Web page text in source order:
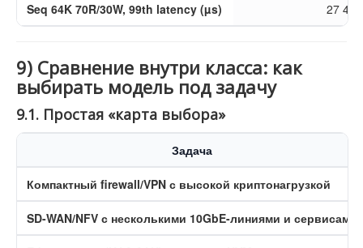
Seq 64K 70R/30W, 99th latency (µs) 27
9) Сравнение внутри класса: как
выбирать модель под задачу
9.1. Простая «карта выбора»
Задача
Компактный firewall/VPN с высокой криптонагрузкой
SD-WAN/NFV с несколькими 10GbE-линиями и сервисами